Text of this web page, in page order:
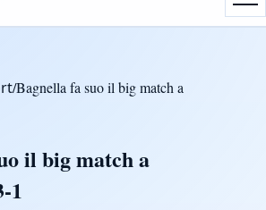
/Bagnella fa suo il big match a
il big match a
1